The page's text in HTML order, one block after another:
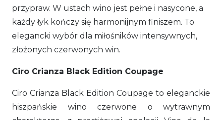
przypraw. W ustach wino jest pełne i nasycone, a
każdy łyk kończy się harmonijnym finiszem. To
elegancki wybór dla miłośników intensywnych,
złożonych czerwonych win.
Ciro Crianza Black Edition Coupage
Ciro Crianza Black Edition Coupage to eleganckie
hiszpańskie wino czerwone o wytrawnym